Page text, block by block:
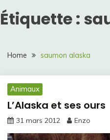
Étiquette :
Home saumon alaska
Animaux
L’Alaska et ses ours
31 mars 2012 Enzo